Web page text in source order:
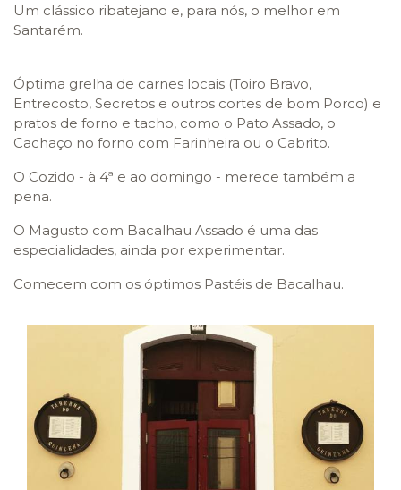
Um clássico ribatejano e, para nós, o melhor em
Santarém.
Óptima grelha de carnes locais (Toiro Bravo,
Entrecosto, Secretos e outros cortes de bom Porco) e
pratos de forno e tacho, como o Pato Assado, o
Cachaço no forno com Farinheira ou o Cabrito.
O Cozido - à 4ª e ao domingo - merece também a
pena.
O Magusto com Bacalhau Assado é uma das
especialidades, ainda por experimentar.
Comecem com os óptimos Pastéis de Bacalhau.